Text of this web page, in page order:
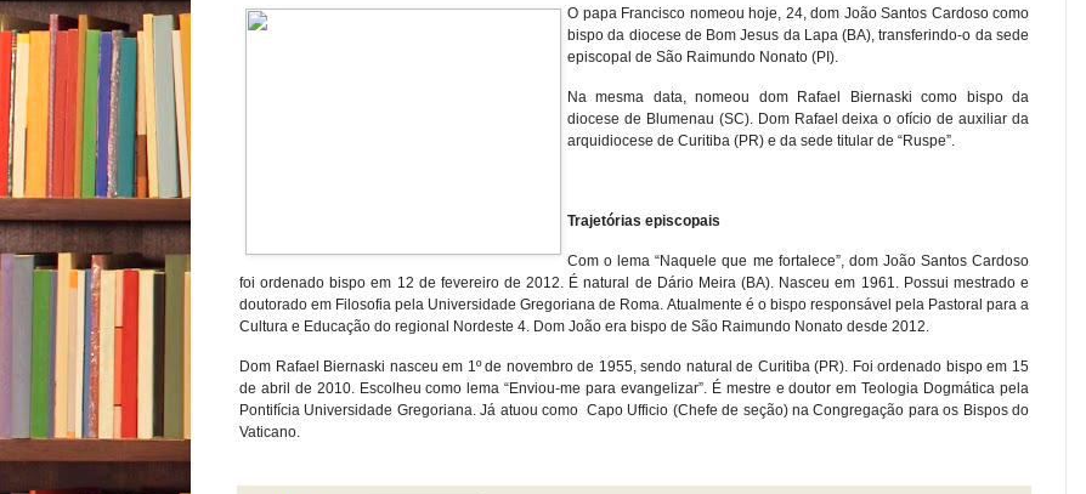
O papa Francisco nomeou hoje, 24, dom João Santos Cardoso como
bispo da diocese de Bom Jesus da Lapa (BA), transferindo-o da sede
episcopal de São Raimundo Nonato (PI).
Na mesma data, nomeou dom Rafael Biernaski como bispo da
diocese de Blumenau (SC). Dom Rafael deixa o ofício de auxiliar da
arquidiocese de Curitiba (PR) e da sede titular de “Ruspe”.
Trajetórias episcopais
Com o lema “Naquele que me fortalece”, dom João Santos Cardoso
foi ordenado bispo em 12 de fevereiro de 2012. É natural de Dário Meira (BA). Nasceu em 1961. Possui mestrado e
doutorado em Filosofia pela Universidade Gregoriana de Roma. Atualmente é o bispo responsável pela Pastoral para a
Cultura e Educação do regional Nordeste 4. Dom João era bispo de São Raimundo Nonato desde 2012.
Dom Rafael Biernaski nasceu em 1º de novembro de 1955, sendo natural de Curitiba (PR). Foi ordenado bispo em 15
de abril de 2010. Escolheu como lema “Enviou-me para evangelizar”. É mestre e doutor em Teologia Dogmática pela
Pontifícia Universidade Gregoriana. Já atuou como Capo Ufficio (Chefe de seção) na Congregação para os Bispos do
Vaticano.